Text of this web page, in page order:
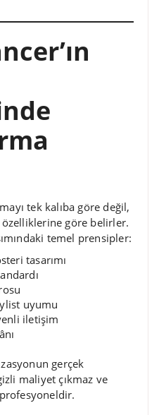
tek kalıba göre değil,
göre belirler.
temel prensipler:
tasarımı
uyumu
iletişim
gerçek
maliyet çıkmaz ve